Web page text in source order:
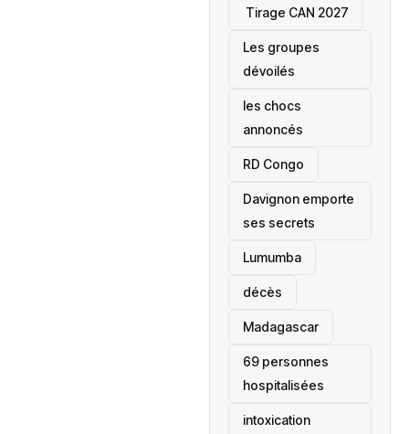
‎ Tirage CAN 2027
Les groupes
dévoilés
les chocs
annoncés
‎RD Congo
Davignon emporte
ses secrets
Lumumba
décès
‎Madagascar
69 personnes
hospitalisées
intoxication